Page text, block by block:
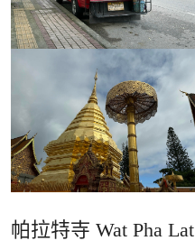
帕拉特寺 Wat Pha Lat